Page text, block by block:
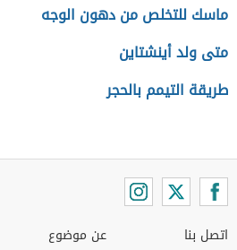
ماسك للتخلص من دهون الوجه
متى ولد أينشتاين
طريقة التيمم بالحجر
اتصل بنا
عن موضوع